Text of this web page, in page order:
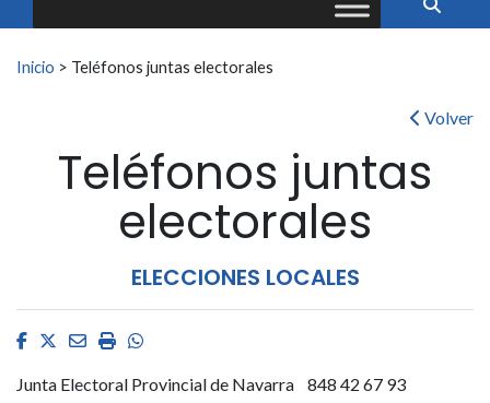
Buscar:
Inicio > Teléfonos juntas electorales
Volver
Teléfonos juntas
electorales
ELECCIONES LOCALES
Facebook
Twitter
EmailImprimirWhatsapp
Junta Electoral Provincial de Navarra 848 42 67 93